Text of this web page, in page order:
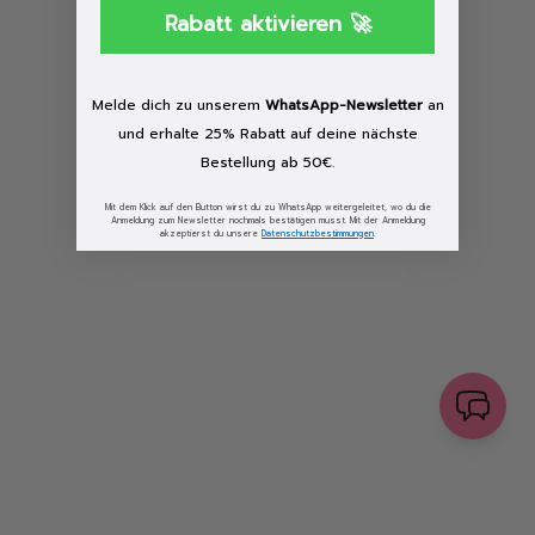
browser console for more information)
Rabatt aktivieren 🚀
Melde dich zu unserem WhatsApp-Newsletteran
und erhalte 25% Rabatt auf deine nächste
Bestellung ab 50€.
Mit dem Klick auf den Button wirst du zu WhatsApp weitergeleitet, wo du die
Anmeldung zum Newsletter nochmals bestätigen musst. Mit der Anmeldung
akzeptierst du unsere Datenschutzbestimmungen.